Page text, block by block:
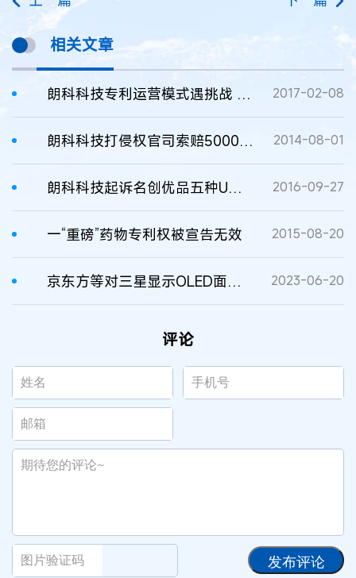
相关文章
朗科科技专利运营模式遇挑战 在美一专利被判无效 2017-02-08
朗科科技打侵权官司索赔5000万 去年专利许可业务占主营利润半壁江山 2014-08-01
朗科科技起诉名创优品五种U盘侵权 涉案专利保护期仅剩三年多 2016-09-27
一“重磅”药物专利权被宣告无效 2015-08-20
京东方等对三星显示OLED面板发起专利无效宣告 2023-06-20
评论
发布评论